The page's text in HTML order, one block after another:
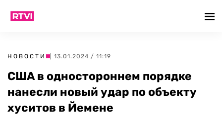
НОВОСТИ | 13.01.2024 / 11:19
США в одностороннем порядке
нанесли новый удар по объекту
хуситов в Йемене